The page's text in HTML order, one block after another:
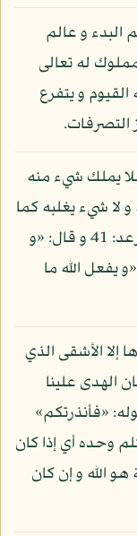
البدء و عالم
له تعالى
و يتفرع
التصرفات.
يملك شيء منه
لا شيء يغلبه كما
قال: «و الله يحكم لا معقب لحكمه»: الرعد: 41 و قال: «و
يوسف: 21، و قال: «و يفعل الله ما
إلا الأشقى الذي
الهدى علينا
«فأنذرتكم»
وحده أي إذا كان
الله و إن كان